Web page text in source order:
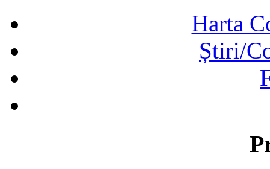
Harta
Știri/